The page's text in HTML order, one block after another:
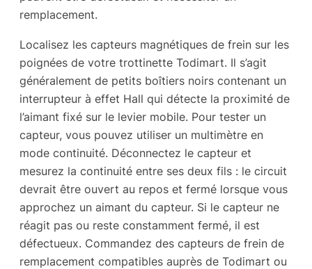
remplacement.
Localisez les capteurs magnétiques de frein sur les
poignées de votre trottinette Todimart. Il s’agit
généralement de petits boîtiers noirs contenant un
interrupteur à effet Hall qui détecte la proximité de
l’aimant fixé sur le levier mobile. Pour tester un
capteur, vous pouvez utiliser un multimètre en
mode continuité. Déconnectez le capteur et
mesurez la continuité entre ses deux fils : le circuit
devrait être ouvert au repos et fermé lorsque vous
approchez un aimant du capteur. Si le capteur ne
réagit pas ou reste constamment fermé, il est
défectueux. Commandez des capteurs de frein de
remplacement compatibles auprès de Todimart ou